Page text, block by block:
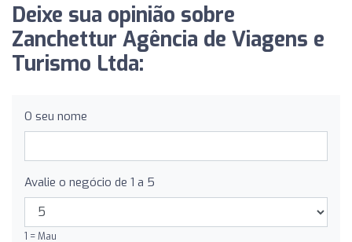
Deixe sua opinião sobre
Zanchettur Agência de Viagens e
Turismo Ltda:
O seu nome
Avalie o negócio de 1 a 5
1 = Mau